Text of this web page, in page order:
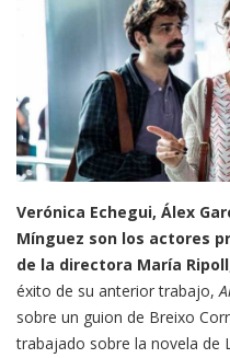
Verónica Echegui, Álex
Mínguez son los actores
de la directora María Ripoll
éxito de su anterior trabajo,
sobre un guion de Breixo
trabajado sobre la novela de